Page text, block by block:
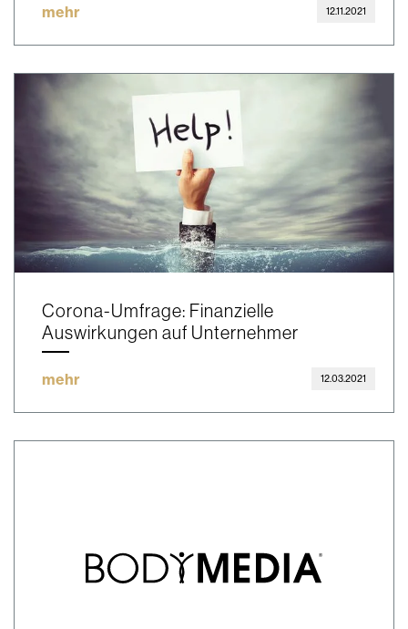
mehr 12.11.2021
Corona-Umfrage: Finanzielle
Auswirkungen auf Unternehmer
mehr 12.03.2021